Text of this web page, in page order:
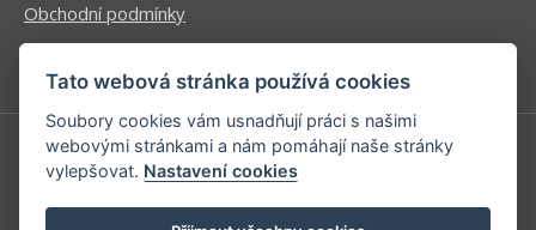
Obchodní podmínky
Ochrana osobních údajů
Příhlášení | Registrace
Kontaktní informace
Tato webová stránka používá cookies
Soubory cookies vám usnadňují práci s našimi
webovými stránkami a nám pomáhají naše stránky
vylepšovat. Nastavení cookies